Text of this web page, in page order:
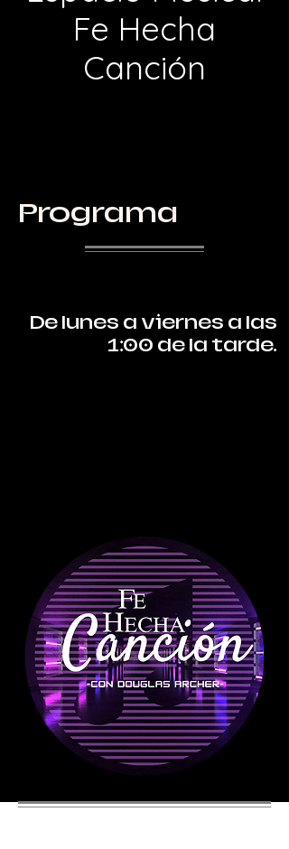
Fe Hecha
Canción
Programa
De lunes a viernes a las
1:00 de la tarde.